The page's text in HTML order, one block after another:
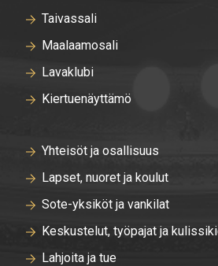
Taivassali
Maalaamosali
Lavaklubi
Kiertuenäyttämö
Yhteisöt ja osallisuus
Lapset, nuoret ja koulut
Sote-yksiköt ja vankilat
Keskustelut, työpajat ja
Lahjoita ja tue